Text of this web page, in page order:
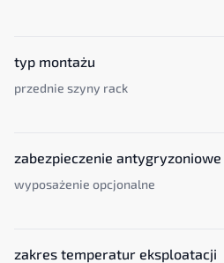
typ montażu
przednie szyny rack
zabezpieczenie antygryzoniowe
wyposażenie opcjonalne
zakres temperatur eksploatacji